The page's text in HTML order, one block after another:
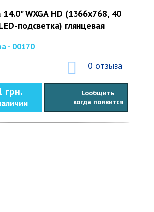
WXGA HD (1366x768, 40
подсветка) глянцевая
- 00170
0 отзыва
грн.
Сообщить,
когда появится